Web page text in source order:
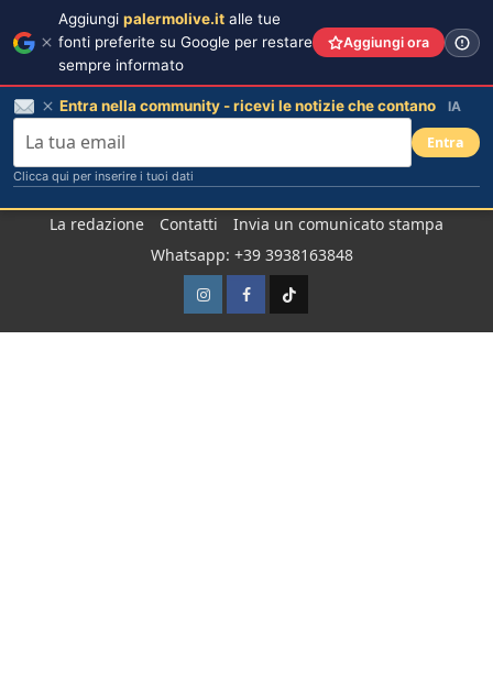
La redazione Contatti
Invia un comunicato stampa
Whatsapp: +39 3938163848
InstagramFacebook
TikTok
Aggiungi palermolive.it alle tue
fonti preferite su Google per restare
sempre informato
Aggiungi ora
Entra nella community - ricevi le notizie che contano IA
Entra
Clicca qui per inserire i tuoi dati